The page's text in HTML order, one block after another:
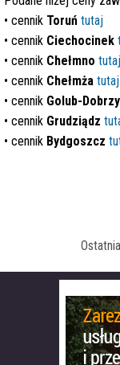
• cennik Toruń tutaj
• cennik Ciechocinek
• cennik Chełmno tutaj
• cennik Chełmża tutaj
• cennik Golub-
• cennik Grudziądz
• cennik Bydgoszcz